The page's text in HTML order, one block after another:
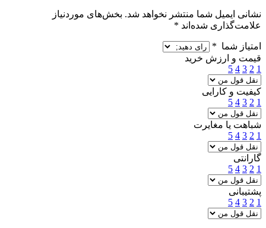
نشانی ایمیل شما منتشر نخواهد شد. بخش‌های موردنیاز
علامت‌گذاری شده‌اند *
امتیاز شما *
قیمت و ارزش خرید
1
2
3
4
5
کیفیت و کارایی
1
2
3
4
5
شباهت یا مغایرت
1
2
3
4
5
گارانتی
1
2
3
4
5
پشتیبانی
1
2
3
4
5